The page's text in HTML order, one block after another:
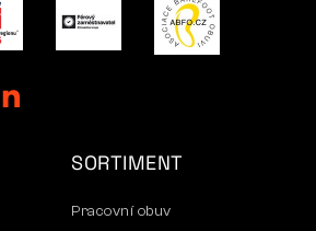
SORTIMENT
Pracovní obuv